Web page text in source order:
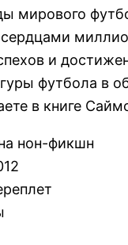
мирового
и
футбола в
в книге
нон-фикшн